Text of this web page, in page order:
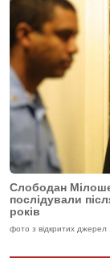
Слободан
послідували
років
фото з відкритих джерел